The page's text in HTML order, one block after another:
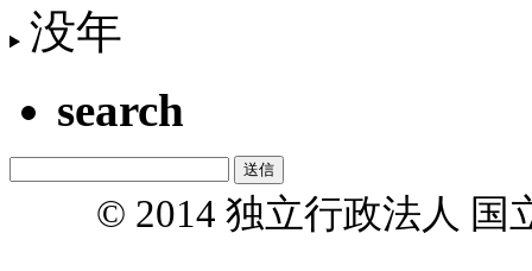
没年
search
© 2014 独立行政法人 国